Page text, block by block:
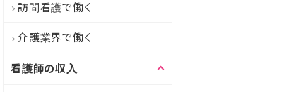
訪問看護で働く
介護業界で働く
看護師の収入